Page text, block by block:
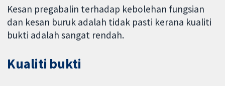
Kesan pregabalin terhadap kebolehan fungsian
dan kesan buruk adalah tidak pasti kerana kualiti
bukti adalah sangat rendah.
Kualiti bukti